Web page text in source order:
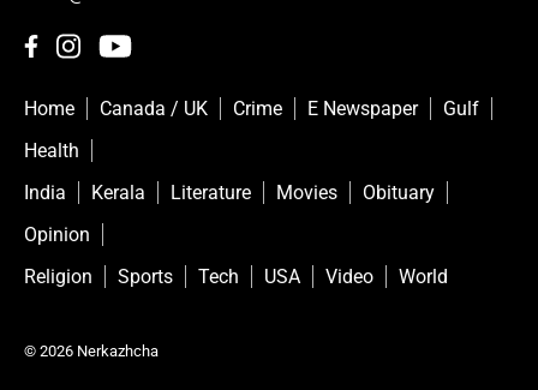
Home Canada / UK Crime E Newspaper
Gulf
Health
India
Kerala Literature Movies
Obituary
Opinion
Religion
Sports Tech USA Video World
© 2026 Nerkazhcha